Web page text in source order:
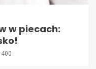
w piecach:
400